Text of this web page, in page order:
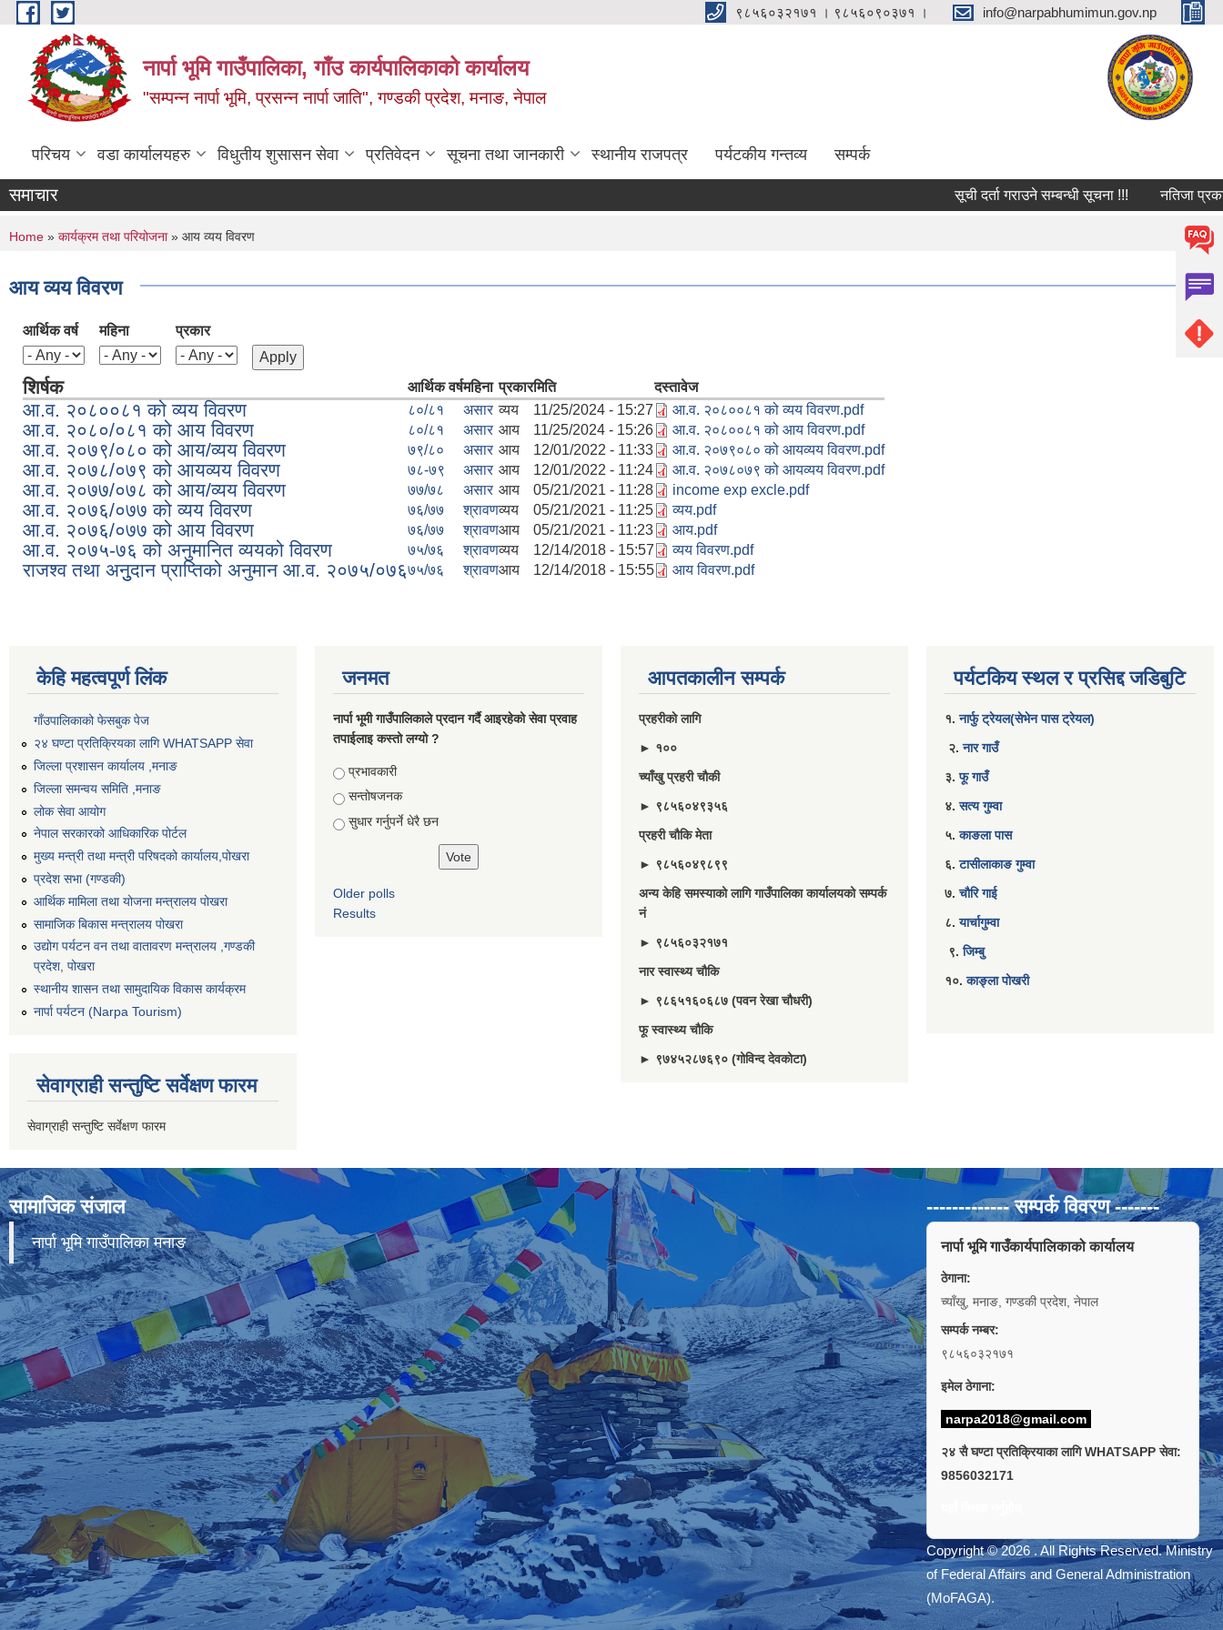
Skip to main content ९८५६०३२१७१ । ९८५६०९०३७१ । info@narpabhumimun.gov.np
नार्पा भूमि गाउँपालिका, गाँउ कार्यपालिकाको कार्यालय
"सम्पन्न नार्पा भूमि, प्रसन्न नार्पा जाति", गण्डकी प्रदेश, मनाङ, नेपाल
परिचय वडा कार्यालयहरु विधुतीय शुसासन सेवा प्रतिवेदन सूचना तथा जानकारी स्थानीय राजपत्र पर्यटकीय गन्तव्य सम्पर्क
समाचार सूची दर्ता गराउने सम्बन्धी सूचना !!! नतिजा प्रकाशन
You are here
Home » कार्यक्रम तथा परियोजना» आय व्यय विवरण
आय व्यय विवरण
आर्थिक वर्ष महिना प्रकार
शिर्षक आर्थिक वर्षमहिना प्रकारमिति दस्तावेज
आ.व. २०८००८१ को व्यय विवरण ८०/८१ असार व्यय 11/25/2024 - 15:27 आ.व. २०८००८१ को व्यय विवरण.pdf
आ.व. २०८०/०८१ को आय विवरण ८०/८१ असार आय 11/25/2024 - 15:26 आ.व. २०८००८१ को आय विवरण.pdf
आ.व. २०७९/०८० को आय/व्यय विवरण ७९/८० असार आय 12/01/2022 - 11:33 आ.व. २०७९०८० को आयव्यय विवरण.pdf
आ.व. २०७८/०७९ को आयव्यय विवरण ७८-७९ असार आय 12/01/2022 - 11:24 आ.व. २०७८०७९ को आयव्यय विवरण.pdf
आ.व. २०७७/०७८ को आय/व्यय विवरण ७७/७८ असार आय 05/21/2021 - 11:28 income exp excle.pdf
आ.व. २०७६/०७७ को व्यय विवरण ७६/७७ श्रावणव्यय 05/21/2021 - 11:25 व्यय.pdf
आ.व. २०७६/०७७ को आय विवरण ७६/७७ श्रावणआय 05/21/2021 - 11:23 आय.pdf
आ.व. २०७५-७६ को अनुमानित व्ययको विवरण ७५/७६ श्रावणव्यय 12/14/2018 - 15:57 व्यय विवरण.pdf
राजश्व तथा अनुुदान प्राप्तिको अनुमान आ.व. २०७५/०७६७५/७६ श्रावणआय 12/14/2018 - 15:55 आय विवरण.pdf
केहि महत्वपूर्ण लिंक
गाँउपालिकाको फेसबुक पेज
२४ घण्टा प्रतिक्रियका लागि WHATSAPP सेवा
जिल्ला प्रशासन कार्यालय ,मनाङ
जिल्ला समन्वय समिति ,मनाङ
लोक सेवा आयोग
नेपाल सरकारको आधिकारिक पोर्टल
मुख्य मन्त्री तथा मन्त्री परिषदको कार्यालय,पोखरा
प्रदेश सभा (गण्डकी)
आर्थिक मामिला तथा योजना मन्त्रालय पोखरा
सामाजिक बिकास मन्त्रालय पोखरा
उद्योग पर्यटन वन तथा वातावरण मन्त्रालय ,गण्डकी
प्रदेश, पोखरा
स्थानीय शासन तथा सामुदायिक विकास कार्यक्रम
नार्पा पर्यटन (Narpa Tourism)
सेवाग्राही सन्तुष्टि सर्वेक्षण फारम
सेवाग्राही सन्तुष्टि सर्वेक्षण फारम
जनमत
नार्पा भूमी गाउँपालिकाले प्रदान गर्दै आइरहेको सेवा प्रवाह
तपाईलाइ कस्तो लग्यो ?
Choices
प्रभावकारी
सन्तोषजनक
सुधार गर्नुपर्ने धेरै छन
Older polls
Results
आपतकालीन सम्पर्क
प्रहरीकाे लागि
► १००
च्याँखु प्रहरी चाैकी
► ९८५६०४९३५६
प्रहरी चौकि मेता
► ९८५६०४९८९९
अन्य केहि समस्याको लागि गाउँपालिका कार्यालयको सम्पर्क
नं
► ९८५६०३२१७१
नार स्वास्थ्य चौकि
► ९८६५१६०६८७ (पवन रेखा चौधरी)
फू स्वास्थ्य चौकि
► ९७४५२८७६९० (गोविन्द देवकोटा)
पर्यटकिय स्थल र प्रसिद्द जडिबुटि
१.नार्फु ट्रेयल(सेभेन पास ट्रेयल)
२.नार गाउँ
३.फू गाउँ
४.सत्य गुम्वा
५.काङला पास
६.टासीलाकाङ गुम्वा
७.चौरि गाई
८.यार्चागुम्वा
९.जिम्बु
१०.काङ्ला पोखरी
सामाजिक संजाल
नार्पा भूमि गाउँपालिका मनाङ
------------- सम्पर्क विवरण -------
नार्पा भूमि गाउँकार्यपालिकाको कार्यालय
ठेगाना:
च्याँखु, मनाङ, गण्डकी प्रदेश, नेपाल
सम्पर्क नम्बर:
९८५६०३२१७१
इमेल ठेगाना:
narpa2018@gmail.com
२४ सै घण्टा प्रतिक्रियाका लागि WHATSAPP सेवा:
9856032171
Copyright © 2026 . All Rights Reserved. Ministry
of Federal Affairs and General Administration
(MoFAGA).